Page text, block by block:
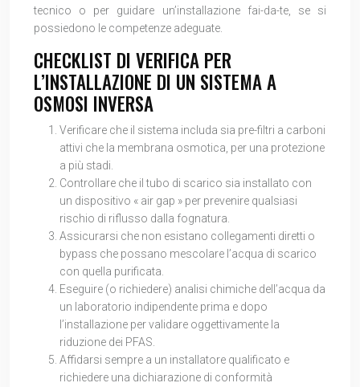
tecnico o per guidare un’installazione fai-da-te, se si
possiedono le competenze adeguate.
CHECKLIST DI VERIFICA PER
L’INSTALLAZIONE DI UN SISTEMA A
OSMOSI INVERSA
Verificare che il sistema includa sia pre-filtri a carboni
attivi che la membrana osmotica, per una protezione
a più stadi.
Controllare che il tubo di scarico sia installato con
un dispositivo « air gap » per prevenire qualsiasi
rischio di riflusso dalla fognatura.
Assicurarsi che non esistano collegamenti diretti o
bypass che possano mescolare l’acqua di scarico
con quella purificata.
Eseguire (o richiedere) analisi chimiche dell’acqua da
un laboratorio indipendente prima e dopo
l’installazione per validare oggettivamente la
riduzione dei PFAS.
Affidarsi sempre a un installatore qualificato e
richiedere una dichiarazione di conformità